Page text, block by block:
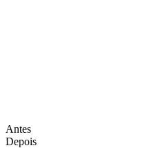
Antes
Depois